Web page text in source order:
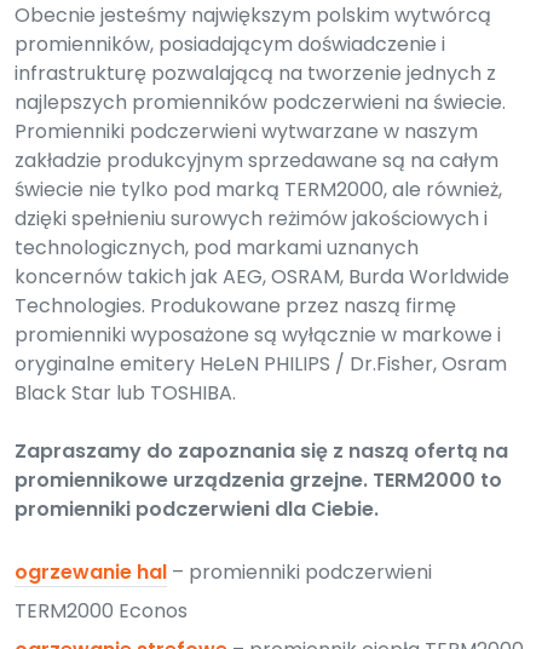
Obecnie jesteśmy największym polskim wytwórcą
promienników, posiadającym doświadczenie i
infrastrukturę pozwalającą na tworzenie jednych z
najlepszych promienników podczerwieni na świecie.
Promienniki podczerwieni wytwarzane w naszym
zakładzie produkcyjnym sprzedawane są na całym
świecie nie tylko pod marką TERM2000, ale również,
dzięki spełnieniu surowych reżimów jakościowych i
technologicznych, pod markami uznanych
koncernów takich jak AEG, OSRAM, Burda Worldwide
Technologies. Produkowane przez naszą firmę
promienniki wyposażone są wyłącznie w markowe i
oryginalne emitery HeLeN PHILIPS / Dr.Fisher, Osram
Black Star lub TOSHIBA.
Zapraszamy do zapoznania się z naszą ofertą na
promiennikowe urządzenia grzejne. TERM2000 to
promienniki podczerwieni dla Ciebie.
ogrzewanie hal – promienniki podczerwieni
TERM2000 Econos